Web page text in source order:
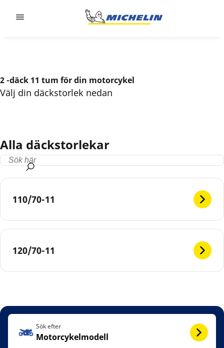
2 -däck 11 tum för din motorcykel
Välj din däckstorlek nedan
Alla däckstorlekar
110/70-11
120/70-11
Sök efter
Motorcykelmodell